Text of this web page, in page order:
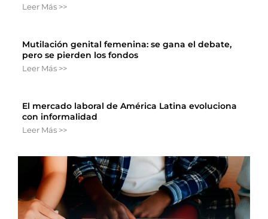
Leer Más >>
Mutilación genital femenina: se gana el debate,
pero se pierden los fondos
Leer Más >>
El mercado laboral de América Latina evoluciona
con informalidad
Leer Más >>